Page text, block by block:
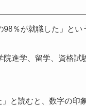
％が就職した」とい
進学、留学、資格試
と読むと、数字の印